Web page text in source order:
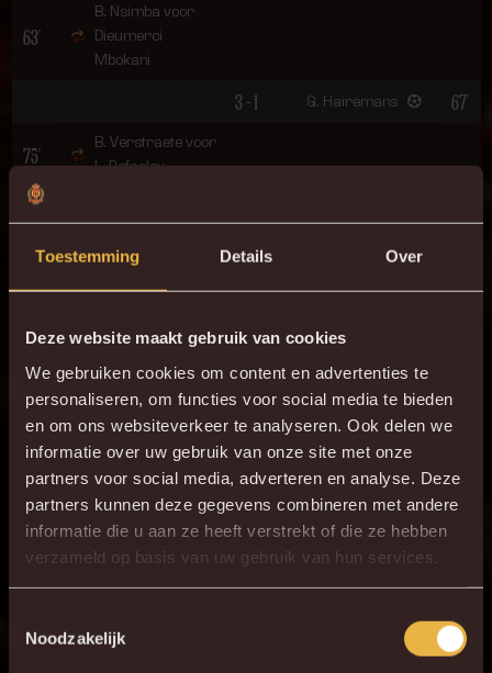
Toestemming Details Over
Deze website maakt gebruik van cookies
We gebruiken cookies om content en advertenties te
personaliseren, om functies voor social media te bieden
en om ons websiteverkeer te analyseren. Ook delen we
informatie over uw gebruik van onze site met onze
partners voor social media, adverteren en analyse. Deze
partners kunnen deze gegevens combineren met andere
informatie die u aan ze heeft verstrekt of die ze hebben
verzameld op basis van uw gebruik van hun services.
Noodzakelijk
63'
B. Nsimba voor
Dieumerci
Mbokani
3 - 1 67'
G. Hairemans
75'
B. Verstraete voor
L. Refaelov
77' A. Seck 4 - 1
N. De Pauw voor
ONZE OPSTELLING
1 G. Coucke
3 L. Bijker
6 R. Bushiri
23 T. Peyre
29 I. Kaboré
16